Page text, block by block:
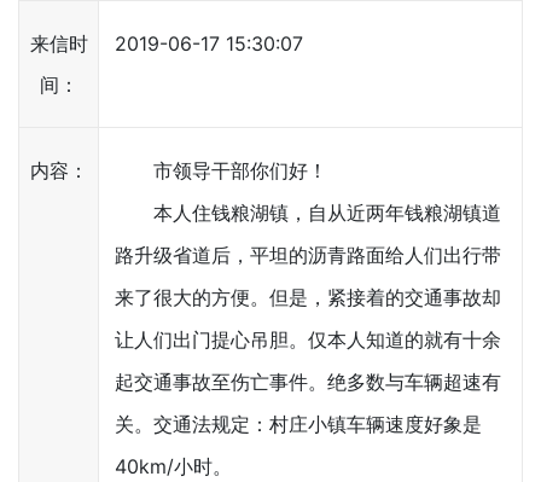
来信时
间：
2019-06-17 15:30:07
内容：
市领导干部你们好！
本人住钱粮湖镇，自从近两年钱粮湖镇道
路升级省道后，平坦的沥青路面给人们出行带
来了很大的方便。但是，紧接着的交通事故却
让人们出门提心吊胆。仅本人知道的就有十余
起交通事故至伤亡事件。绝多数与车辆超速有
关。交通法规定：村庄小镇车辆速度好象是
40km/小时。